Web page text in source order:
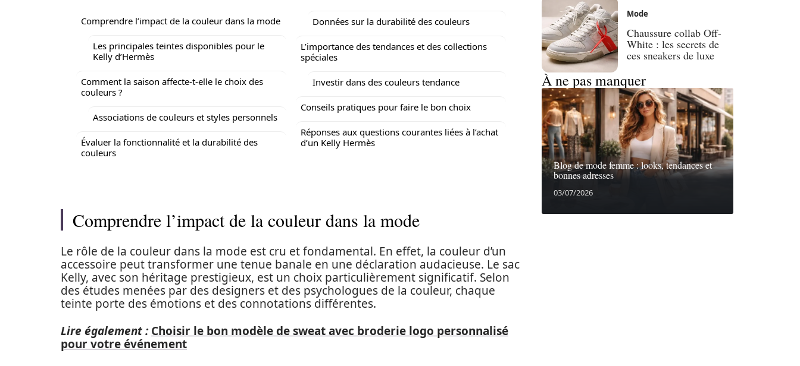
Comprendre l’impact de la couleur dans la mode
Les principales teintes disponibles pour le
Kelly d’Hermès
Comment la saison affecte-t-elle le choix des
couleurs ?
Associations de couleurs et styles personnels
Évaluer la fonctionnalité et la durabilité des
couleurs
Données sur la durabilité des couleurs
L’importance des tendances et des collections
spéciales
Investir dans des couleurs tendance
Conseils pratiques pour faire le bon choix
Réponses aux questions courantes liées à l’achat
d’un Kelly Hermès
Comprendre l’impact de la couleur dans la mode
Le rôle de la couleur dans la mode est cru et fondamental. En effet, la couleur d’un
accessoire peut transformer une tenue banale en une déclaration audacieuse. Le sac
Kelly, avec son héritage prestigieux, est un choix particulièrement significatif. Selon
des études menées par des designers et des psychologues de la couleur, chaque
teinte porte des émotions et des connotations différentes.
Lire également : Choisir le bon modèle de sweat avec broderie logo personnalisé
pour votre événement
Mode
Chaussure collab Off-
White : les secrets de
ces sneakers de luxe
À ne pas manquer
Blog de mode femme : looks, tendances et
bonnes adresses
03/07/2026